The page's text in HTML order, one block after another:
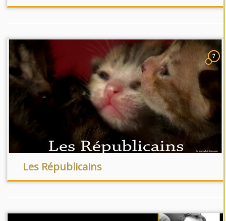
7
Les Républicains